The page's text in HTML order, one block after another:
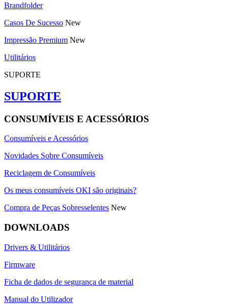
Brandfolder
Casos De Sucesso New
Impressão Premium New
Utilitários
SUPORTE
SUPORTE
CONSUMÍVEIS E ACESSÓRIOS
Consumíveis e Acessórios
Novidades Sobre Consumíveis
Reciclagem de Consumíveis
Os meus consumíveis OKI são originais?
Compra de Peças Sobresselentes New
DOWNLOADS
Drivers & Utilitários
Firmware
Ficha de dados de segurança de material
Manual do Utilizador